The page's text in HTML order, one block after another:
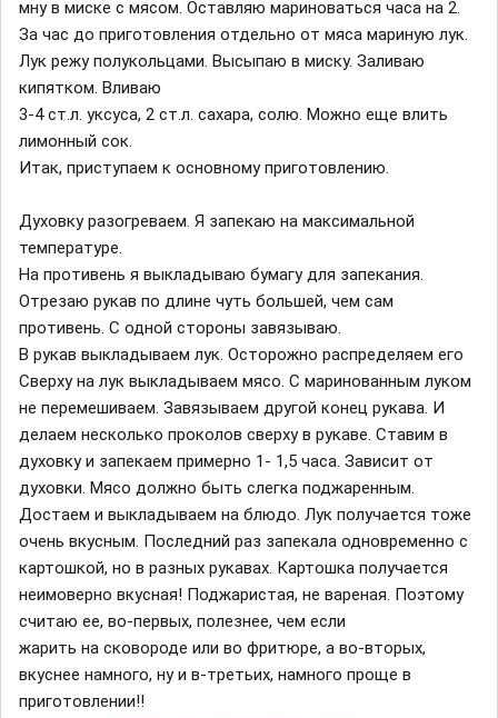
мну в миске с мясом. Оставляю мариноваться часа на 2.
За час до приготовления отдельно от мяса мариную лук.
Лук режу полукольцами. Высыпаю в миску. Заливаю
кипятком. Вливаю
3-4 ст.л. уксуса, 2 ст.л. сахара, солю. Можно еще влить
лимонный сок.
Итак, приступаем к основному приготовлению.
Духовку разогреваем. Я запекаю на максимальной
температуре.
На противень я выкладываю бумагу для запекания.
Отрезаю рукав по длине чуть большей, чем сам
противень. С одной стороны завязываю.
В рукав выкладываем лук. Осторожно распределяем его
Сверху на лук выкладываем мясо. С маринованным луком
не перемешиваем. Завязываем другой конец рукава. И
делаем несколько проколов сверху в рукаве. Ставим в
духовку и запекаем примерно 1- 1,5 часа. Зависит от
духовки. Мясо должно быть слегка поджаренным.
Достаем и выкладываем на блюдо. Лук получается тоже
очень вкусным. Последний раз запекала одновременно с
картошкой, но в разных рукавах. Картошка получается
неимоверно вкусная! Поджаристая, не вареная. Поэтому
считаю ее, во-первых, полезнее, чем если
жарить на сковороде или во фритюре, а во-вторых,
вкуснее намного, ну и в-третьих, намного проще в
приготовлении!!